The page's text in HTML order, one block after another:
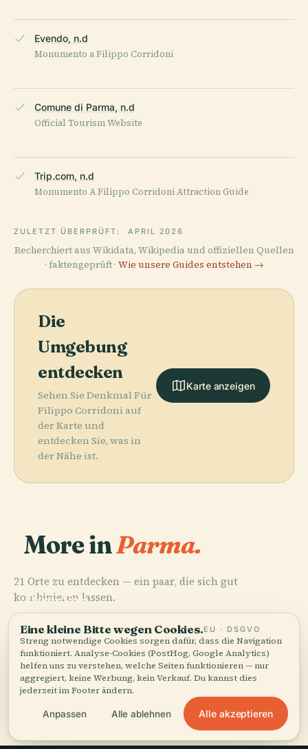
Evendo, n.d
Monumento a Filippo Corridoni
Comune di Parma, n.d
Official Tourism Website
Trip.com, n.d
Monumento A Filippo Corridoni Attraction Guide
ZULETZT ÜBERPRÜFT: APRIL 2026
Recherchiert aus Wikidata, Wikipedia und offiziellen Quellen
· faktengeprüft · Wie unsere Guides entstehen →
Die
Umgebung
entdecken
Sehen Sie Denkmal Für
Filippo Corridoni auf
der Karte und
entdecken Sie, was in
der Nähe ist.
Karte anzeigen
More inParma.
21 Orte zu entdecken — ein paar, die sich gut
kombinieren lassen.
PLACE
Dom Von
Parma
PLACE
Von Parma
PLACE
Palazzo Della
Pilotta
Stadio Ennio
Tardini
Alle 21 Orte in Parma
Eine kleine Bitte wegen Cookies.EU · DSGVO
Streng notwendige Cookies sorgen dafür, dass die Navigation
funktioniert. Analyse-Cookies (PostHog, Google Analytics)
helfen uns zu verstehen, welche Seiten funktionieren — nur
aggregiert, keine Werbung, kein Verkauf. Du kannst dies
jederzeit im Footer ändern.
Anpassen Alle ablehnen Alle akzeptieren